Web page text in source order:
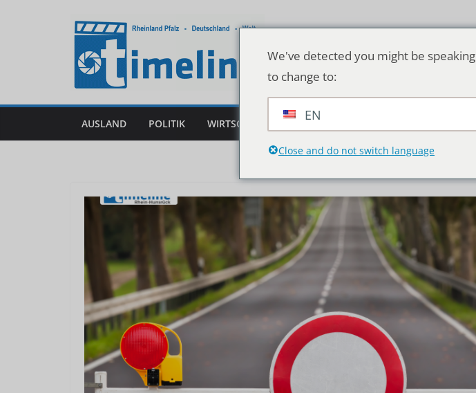
AUSLAND POLITIK WIRTSCHAFT DEUTSCHLAND & WELT
We've detected you might be
to change to:
EN
Close and do not switch language